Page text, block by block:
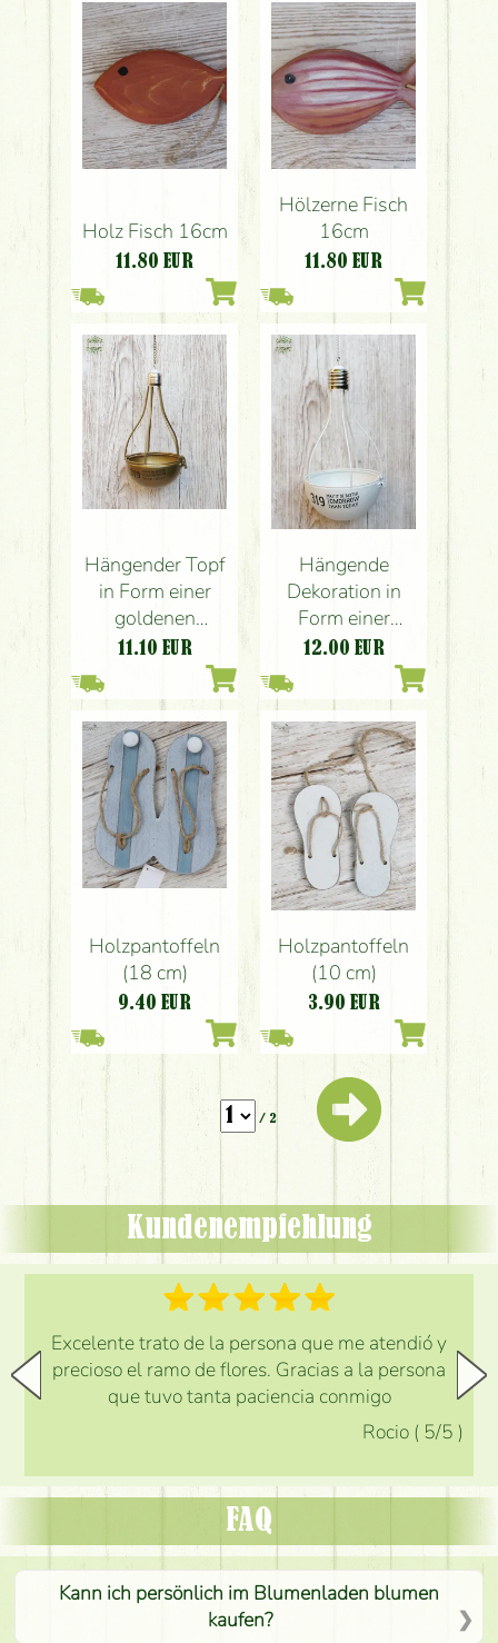
Holz Fisch 16cm
11.80 EUR
Hölzerne Fisch
16cm
11.80 EUR
Hängender Topf
in Form einer
goldenen
Glühbirne
11.10 EUR
Hängende
Dekoration in
Form einer
Glühbirne
12.00 EUR
Holzpantoffeln
(18 cm)
9.40 EUR
Holzpantoffeln
(10 cm)
3.90 EUR
/ 2
Kundenempfehlung
Excelente trato de la persona que me atendió y
precioso el ramo de flores. Gracias a la persona
que tuvo tanta paciencia conmigo
Rocio ( 5/5 )
FAQ
Kann ich persönlich im Blumenladen blumen
kaufen?